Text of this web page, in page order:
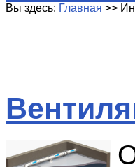
Вы здесь: Главная >>